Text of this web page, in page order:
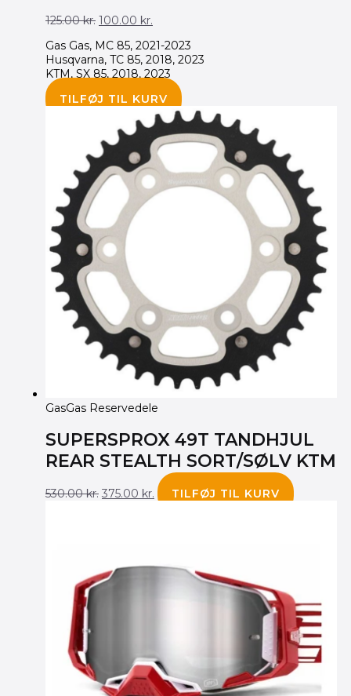
125.00kr. 100.00 kr.
Gas Gas, MC 85, 2021-2023
Husqvarna, TC 85, 2018, 2023
KTM, SX 85, 2018, 2023
TILFØJ TIL KURV
GasGas Reservedele
SUPERSPROX 49T TANDHJUL
REAR STEALTH SORT/SØLV KTM
530.00kr. 375.00 kr. TILFØJ TIL KURV